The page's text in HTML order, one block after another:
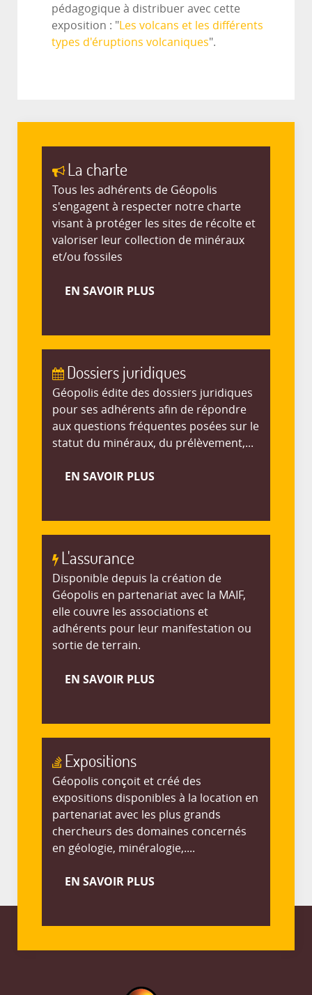
pédagogique à distribuer avec cette
exposition : "Les volcans et les différents
types d'éruptions volcaniques".
La charte
Tous les adhérents de Géopolis
s'engagent à respecter notre charte
visant à protéger les sites de récolte et
valoriser leur collection de minéraux
et/ou fossiles
EN SAVOIR PLUS
Dossiers juridiques
Géopolis édite des dossiers juridiques
pour ses adhérents afin de répondre
aux questions fréquentes posées sur le
statut du minéraux, du prélèvement,...
EN SAVOIR PLUS
L'assurance
Disponible depuis la création de
Géopolis en partenariat avec la MAIF,
elle couvre les associations et
adhérents pour leur manifestation ou
sortie de terrain.
EN SAVOIR PLUS
Expositions
Géopolis conçoit et créé des
expositions disponibles à la location en
partenariat avec les plus grands
chercheurs des domaines concernés
en géologie, minéralogie,....
EN SAVOIR PLUS